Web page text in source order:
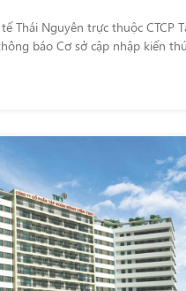
Thái Nguyên trực thuộc CTCP
báo Cơ sở cập nhập kiến